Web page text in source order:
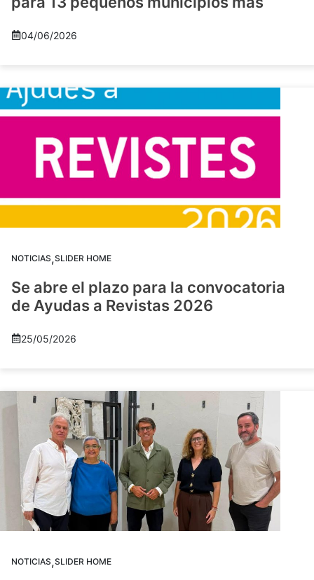
04/06/2026
NOTICIAS,SLIDER HOME
Se abre el plazo para la convocatoria
de Ayudas a Revistas 2026
25/05/2026
NOTICIAS,SLIDER HOME